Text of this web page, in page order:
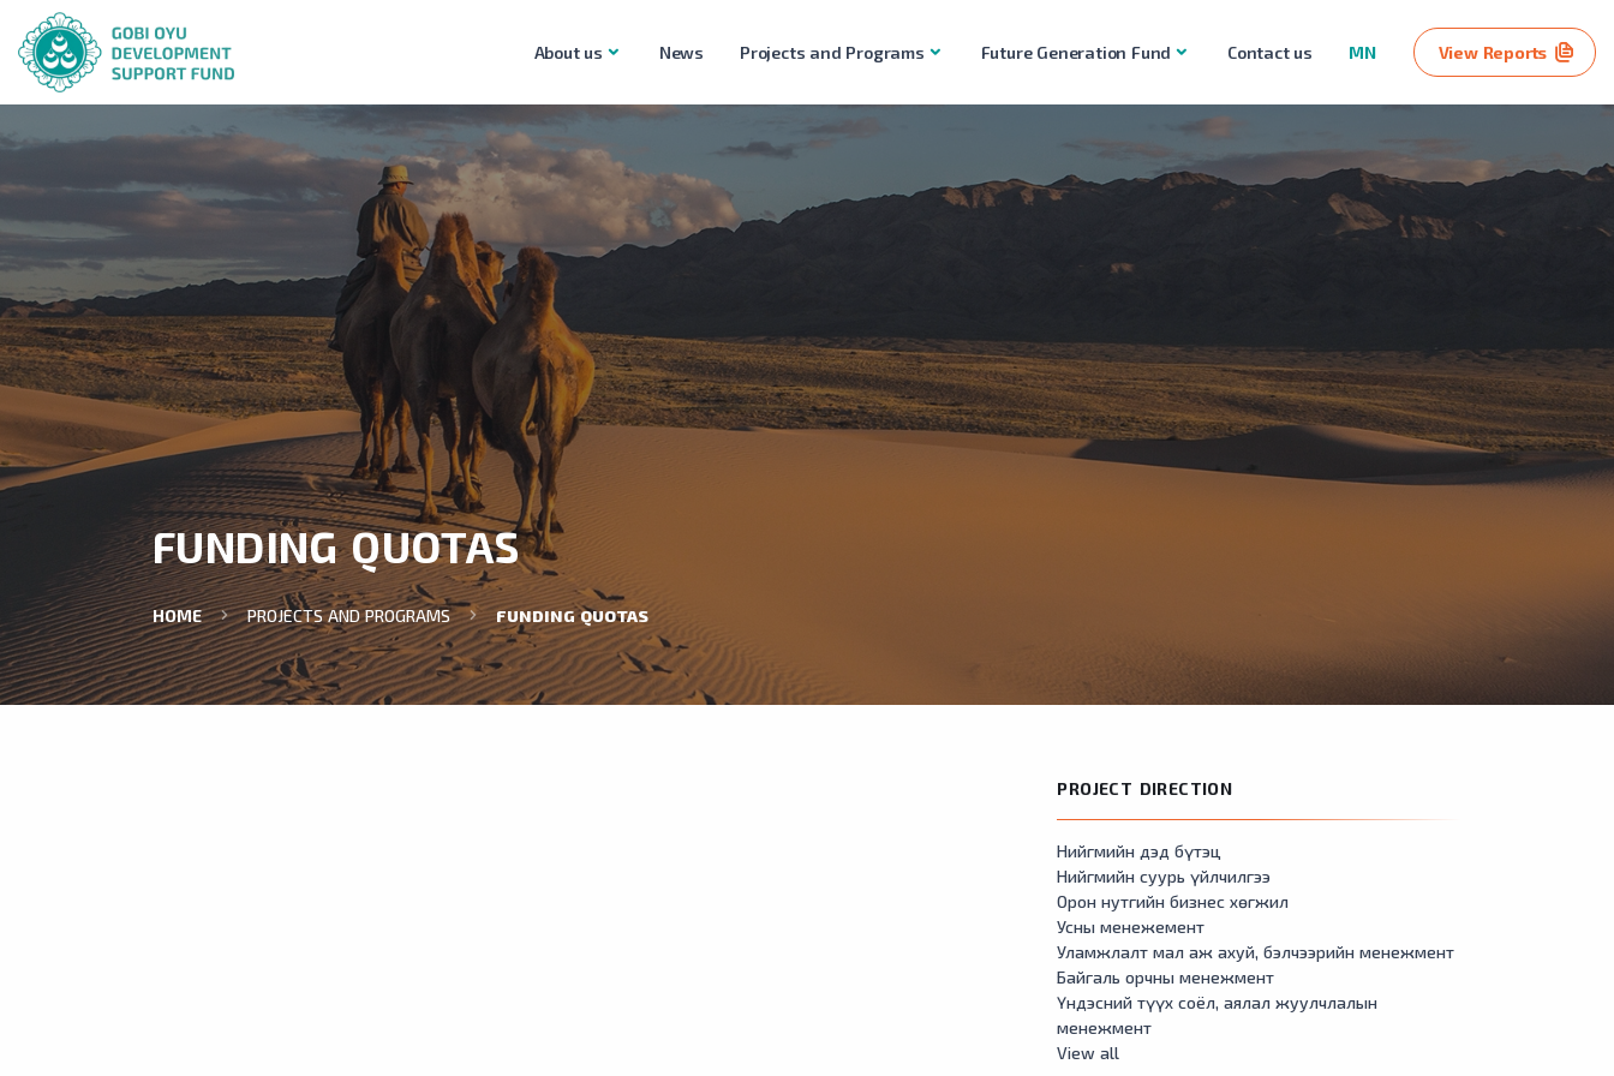
About us News Projects and Programs Future Generation Fund Contact us MN View Reports
FUNDING QUOTAS
HOME PROJECTS AND PROGRAMS FUNDING QUOTAS
PROJECT DIRECTION
Нийгмийн дэд бүтэц
Нийгмийн суурь үйлчилгээ
Орон нутгийн бизнес хөгжил
Усны менежемент
Уламжлалт мал аж ахуй, бэлчээрийн менежмент
Байгаль орчны менежмент
Үндэсний түүх соёл, аялал жуулчлалын
менежмент
View all